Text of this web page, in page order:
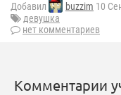
Добавил buzzim 10
девушка
нет комментариев
Комментарии